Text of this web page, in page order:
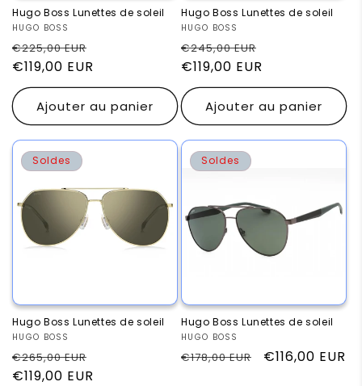
Hugo Boss Lunettes de soleil
Fournisseur :
HUGO BOSS
Prix
habituel
€225,00 EUR
promotionnel
€119,00 EUR
Ajouter au panier
Hugo Boss Lunettes de soleil
Fournisseur :
HUGO BOSS
Prix
habituel
€245,00 EUR
€119,00 EUR
Ajouter au panier
Soldes
Hugo Boss Lunettes de soleil
Fournisseur :
HUGO BOSS
Prix
habituel
€265,00 EUR
€119,00 EUR
Soldes
Hugo Boss Lunettes de soleil
Fournisseur :
HUGO BOSS
Prix
€178,00 EUR
Prix
€116,00 EUR